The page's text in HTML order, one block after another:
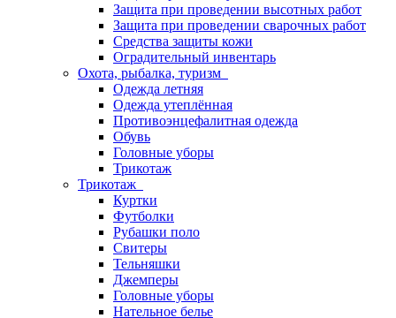
Защита при проведении высотных работ
Защита при проведении сварочных работ
Средства защиты кожи
Оградительный инвентарь
Охота, рыбалка, туризм
Одежда летняя
Одежда утеплённая
Противоэнцефалитная одежда
Обувь
Головные уборы
Трикотаж
Трикотаж
Куртки
Футболки
Рубашки поло
Свитеры
Тельняшки
Джемперы
Головные уборы
Нательное белье